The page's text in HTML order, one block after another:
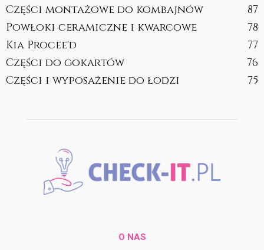
Części montażowe do kombajnów
87
Powłoki ceramiczne i kwarcowe
78
Kia Procee'd
77
Części do gokartów
76
Części i wyposażenie do łodzi
75
O NAS